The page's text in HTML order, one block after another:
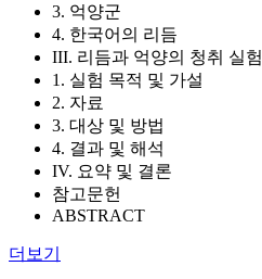
3. 억양군
4. 한국어의 리듬
III. 리듬과 억양의 청취 실험
1. 실험 목적 및 가설
2. 자료
3. 대상 및 방법
4. 결과 및 해석
IV. 요약 및 결론
참고문헌
ABSTRACT
더보기